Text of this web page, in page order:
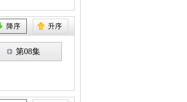
降序 升序
第08集